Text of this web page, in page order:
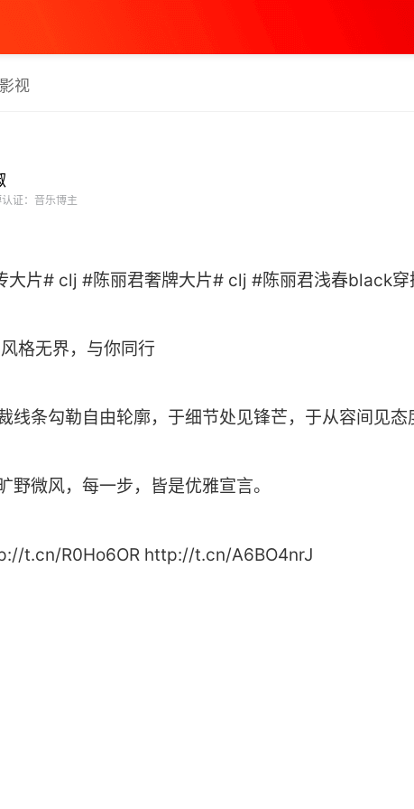
影视
证：音乐博主
大片# clj #陈丽君奢牌大片# clj #陈丽君浅春black穿
格无界，与你同行
线条勾勒自由轮廓，于细节处见锋芒，于从容间见态
野微风，每一步，皆是优雅宣言。
t.cn/R0Ho6OR http://t.cn/A6BO4nrJ